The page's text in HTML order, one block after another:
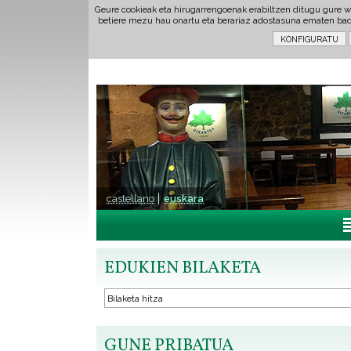
Geure cookieak eta hirugarrengoenak erabiltzen ditugu gure
betiere mezu hau onartu eta berariaz adostasuna ematen
castellano euskara
EDUKIEN BILAKETA
GUNE PRIBATUA